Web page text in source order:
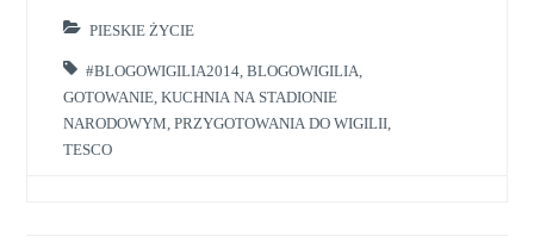
PIESKIE ŻYCIE
#BLOGOWIGILIA2014 ,BLOGOWIGILIA
GOTOWANIE ,KUCHNIA NA STADIONIE
NARODOWYM ,PRZYGOTOWANIA DO WIGILII
TESCO